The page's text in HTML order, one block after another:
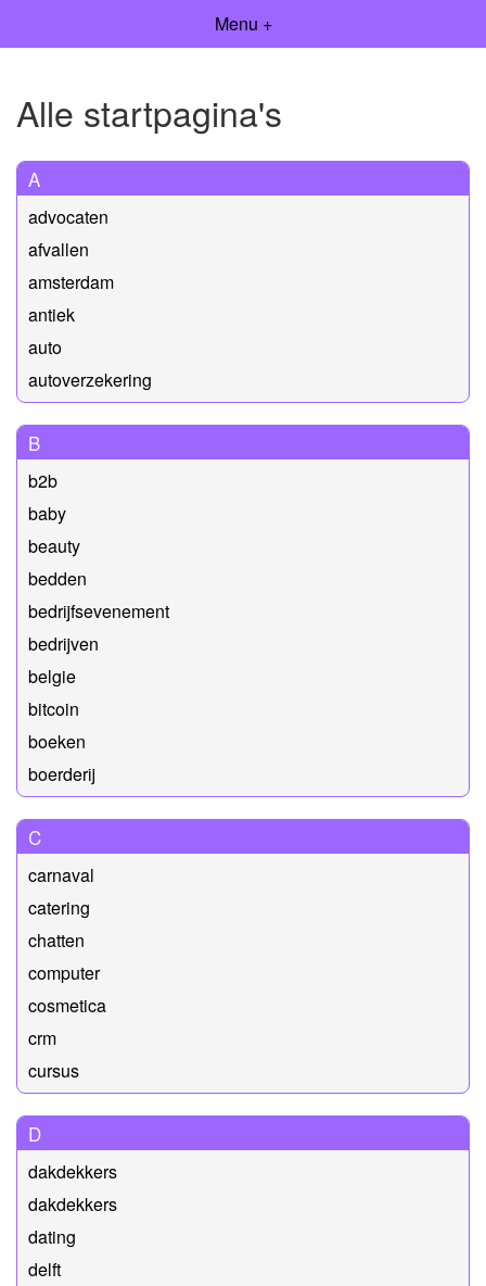
Menu +
Alle startpagina's
A
advocaten
afvallen
amsterdam
antiek
auto
autoverzekering
B
b2b
baby
beauty
bedden
bedrijfsevenement
bedrijven
belgie
bitcoin
boeken
boerderij
C
carnaval
catering
chatten
computer
cosmetica
crm
cursus
D
dakdekkers
dakdekkers
dating
delft